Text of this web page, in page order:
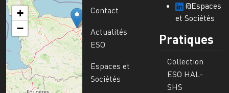
+
−
Contact
Actualités
ESO
Espaces et
Sociétés
@Espaces
et Sociétés
Pratiques
Collection
ESO HAL-
SHS